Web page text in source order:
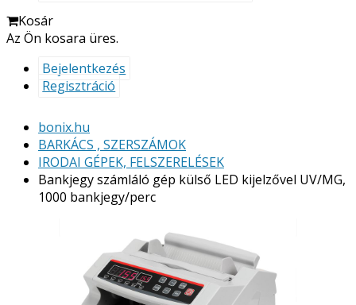
Kosár
Az Ön kosara üres.
Bejelentkezés
Regisztráció
bonix.hu
BARKÁCS , SZERSZÁMOK
IRODAI GÉPEK, FELSZERELÉSEK
Bankjegy számláló gép külső LED kijelzővel UV/MG,
1000 bankjegy/perc